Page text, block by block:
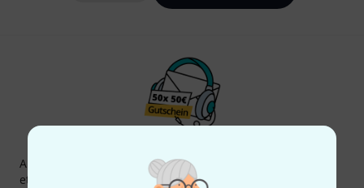
Abonniere den Thomann Newsletter und gewinne mit
etwas Glück einen von
50 Gutscheinen